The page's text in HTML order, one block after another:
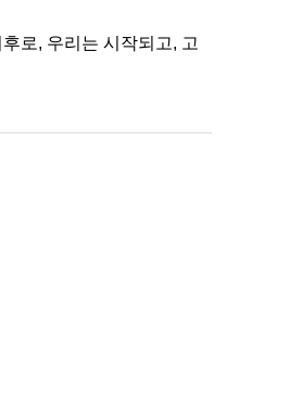
로, 우리는 시작되고, 고